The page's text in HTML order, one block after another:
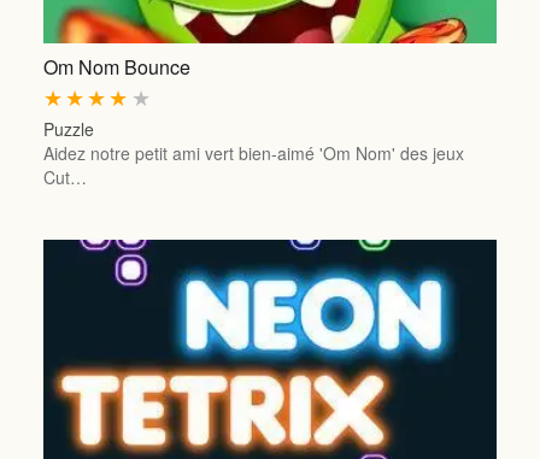
Om Nom Bounce
★
★
★
★
★
Puzzle
Aidez notre petit ami vert bien-aimé 'Om Nom' des jeux
Cut…